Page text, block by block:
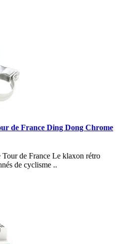
de France Ding Dong Chrome
de France Le klaxon rétro
de cyclisme ..